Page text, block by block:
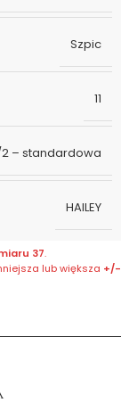
Szpic
11
2 – standardowa
HAILEY
37.
lub większa +/-